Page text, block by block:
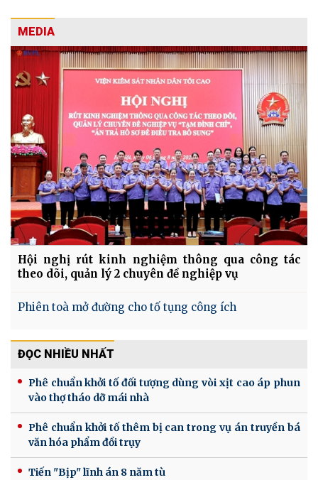
MEDIA
Hội nghị rút kinh nghiệm thông qua công tác
theo dõi, quản lý 2 chuyên đề nghiệp vụ
Phiên toà mở đường cho tố tụng công ích
ĐỌC NHIỀU NHẤT
Phê chuẩn khởi tố đối tượng dùng vòi xịt cao áp phun
vào thợ tháo dỡ mái nhà
Phê chuẩn khởi tố thêm bị can trong vụ án truyền bá
văn hóa phẩm đồi trụy
Tiến "Bịp" lĩnh án 8 năm tù